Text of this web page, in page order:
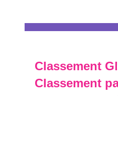
Classement
Classement